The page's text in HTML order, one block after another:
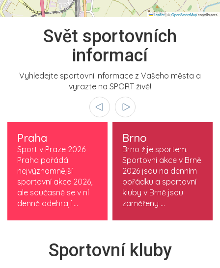
Leaflet|©OpenStreetMapcontributors
Svět sportovních
informací
Vyhledejte sportovní informace z Vašeho města a
vyrazte na SPORT živě!
Praha
Sport v Praze 2026
Praha pořádá
nejvýznamnější
sportovní akce 2026,
ale současně se v ní
denně odehrají ...
Brno
Brno žije sportem.
Sportovní akce v Brně
2026 jsou na denním
pořádku a sportovní
kluby v Brně jsou
zaměřeny ...
Sportovní kluby